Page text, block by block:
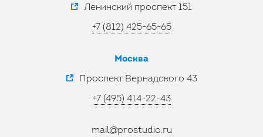
Ленинский проспект 151
+7 (812) 425-65-65
Москва
Проспект Вернадского 43
+7 (495) 414-22-43
mail@prostudio.ru